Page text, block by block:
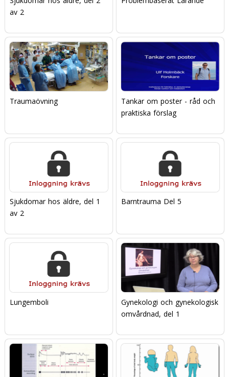
av 2
Traumaövning
Tankar om poster - råd och
praktiska förslag
Sjukdomar hos äldre, del 1
av 2
Barntrauma Del 5
Lungemboli
Gynekologi och gynekologisk
omvårdnad, del 1